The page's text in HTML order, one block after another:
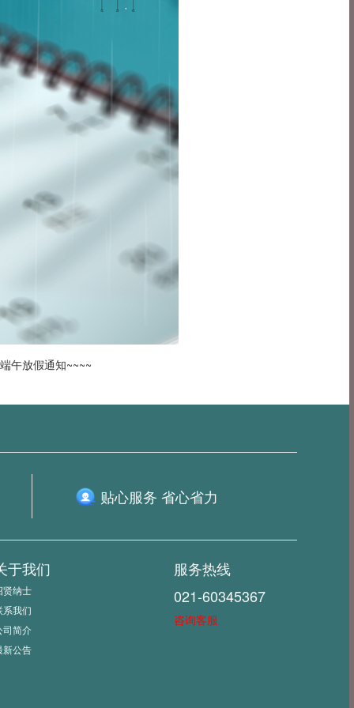
午放假通知~~~~
贴心服务 省心省力
于我们
贤纳士
系我们
司简介
新公告
服务热线
021-60345367
咨询客服